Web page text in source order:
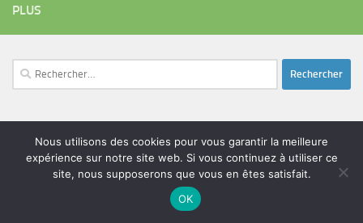
PLUS
Rechercher :
ÉTIQUETTES
adam bomb batteur beatles blues blues rock
chanteur coltrane
festival glenn hughes
Nous utilisons des cookies pour vous garantir la meilleure
expérience sur notre site web. Si vous continuez à utiliser ce
site, nous supposerons que vous en êtes satisfait.
OK